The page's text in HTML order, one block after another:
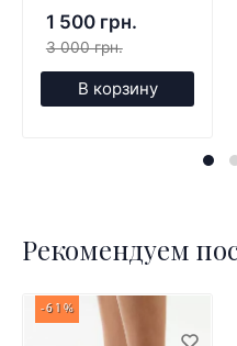
1 500 грн.
3 000 грн.
В корзину
Рекомендуем
-61%